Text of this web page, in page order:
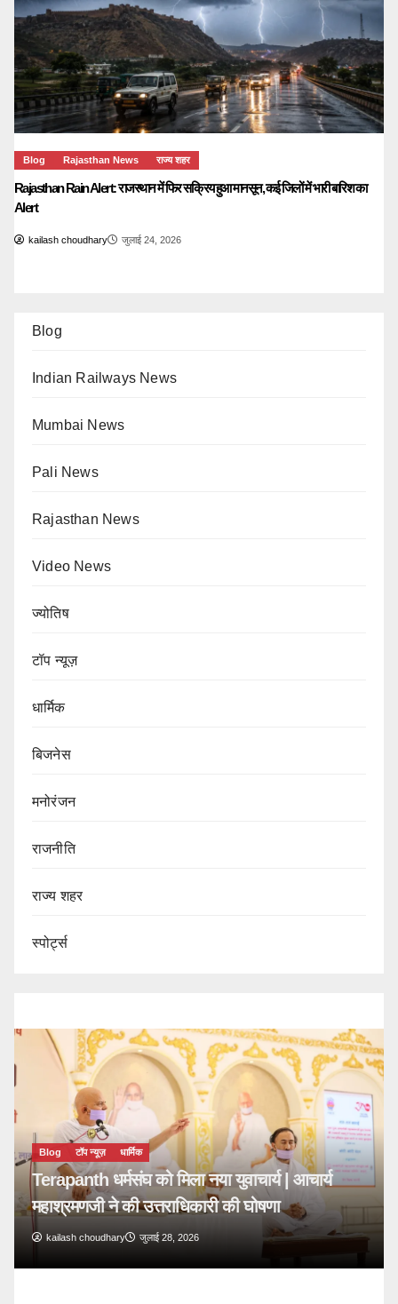
Blog Rajasthan News राज्य शहर
Rajasthan Rain Alert: राजस्थान में फिर सक्रिय हुआ मानसून, कई जिलों में भारी बारिश का
Alert
kailash choudhary जुलाई 24, 2026
Blog
Indian Railways News
Mumbai News
Pali News
Rajasthan News
Video News
ज्योतिष
टॉप न्यूज़
धार्मिक
बिजनेस
मनोरंजन
राजनीति
राज्य शहर
स्पोर्ट्स